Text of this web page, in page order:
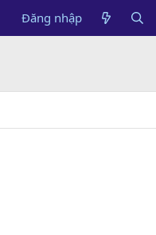
Đăng nhập